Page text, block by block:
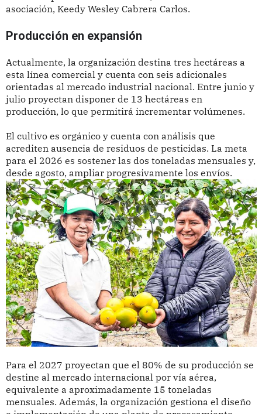
asociación, Keedy Wesley Cabrera Carlos.
Producción en expansión
Actualmente, la organización destina tres hectáreas a
esta línea comercial y cuenta con seis adicionales
orientadas al mercado industrial nacional. Entre junio y
julio proyectan disponer de 13 hectáreas en
producción, lo que permitirá incrementar volúmenes.
El cultivo es orgánico y cuenta con análisis que
acrediten ausencia de residuos de pesticidas. La meta
para el 2026 es sostener las dos toneladas mensuales y,
desde agosto, ampliar progresivamente los envíos.
Para el 2027 proyectan que el 80% de su producción se
destine al mercado internacional por vía aérea,
equivalente a aproximadamente 15 toneladas
mensuales. Además, la organización gestiona el diseño